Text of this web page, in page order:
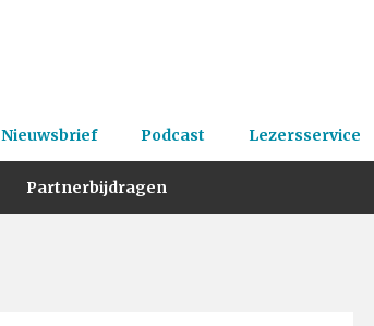
Nieuwsbrief Podcast Lezersservice
Partnerbijdragen